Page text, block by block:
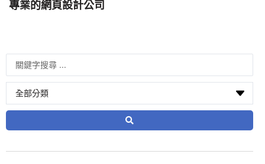
專業的網頁設計公司